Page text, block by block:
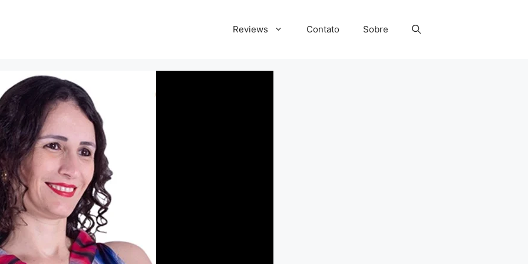
Reviews Contato Sobre